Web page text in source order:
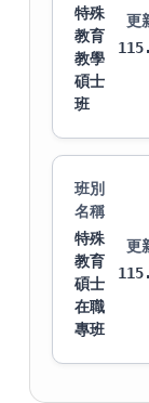
特殊
教育
教學
碩士
班
更
班別
名稱
特殊
教育
碩士
在職
專班
更